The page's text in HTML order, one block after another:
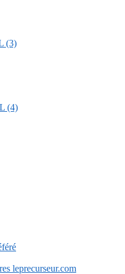
(3)
(4)
leprecurseur.com